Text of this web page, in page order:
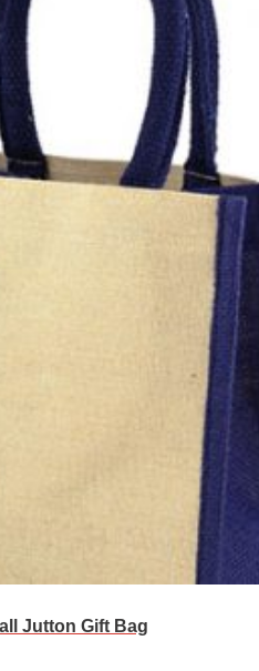
Jutton Gift Bag